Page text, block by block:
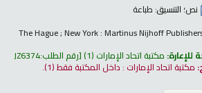
نص؛ التنسيق: طباعة
The Hague ; New York : Martinus Nijhoff
للإعارة: مكتبة اتحاد الإمارات (1) رقم الطلب:JZ6374
مكتبة اتحاد الإمارات : داخل المكتبة فقط(1).